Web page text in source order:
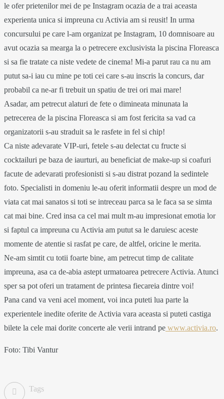
le ofer prietenilor mei de pe Instagram ocazia de a trai aceasta
experienta unica si impreuna cu Activia am si reusit! In urma
concursului pe care l-am organizat pe Instagram, 10 domnisoare au
avut ocazia sa mearga la o petrecere exclusivista la piscina Floreasca
si sa fie tratate ca niste vedete de cinema! Mi-a parut rau ca nu am
putut sa-i iau cu mine pe toti cei care s-au inscris la concurs, dar
probabil ca ne-ar fi trebuit un spatiu de trei ori mai mare!
Asadar, am petrecut alaturi de fete o dimineata minunata la
petrecerea de la piscina Floreasca si am fost fericita sa vad ca
organizatorii s-au straduit sa le rasfete in fel si chip!
Ca niste adevarate VIP-uri, fetele s-au delectat cu fructe si
cocktailuri pe baza de iaurturi, au beneficiat de make-up si coafuri
facute de adevarati profesionisti si s-au distrat pozand la sedintele
foto. Specialisti in domeniu le-au oferit informatii despre un mod de
viata cat mai sanatos si toti se intreceau parca sa le faca sa se simta
cat mai bine. Cred insa ca cel mai mult m-au impresionat emotia lor
si faptul ca impreuna cu Activia am putut sa le daruiesc aceste
momente de atentie si rasfat pe care, de altfel, oricine le merita.
Ne-am simtit cu totii foarte bine, am petrecut timp de calitate
impreuna, asa ca de-abia astept urmatoarea petrecere Activia. Atunci
sper sa pot oferi un tratament de printesa fiecareia dintre voi!
Pana cand va veni acel moment, voi inca puteti lua parte la
experientele inedite oferite de Activia vara aceasta si puteti castiga
bilete la cele mai dorite concerte ale verii intrand pe www.activia.ro.
Foto: Tibi Vantur
Tags